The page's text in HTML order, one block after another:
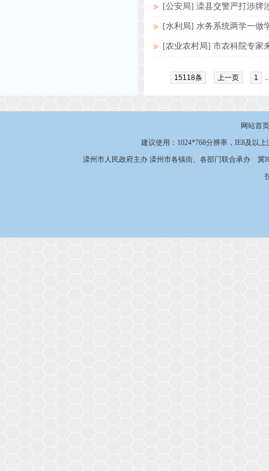
[公安局] 滦县交警严打涉牌
[水利局] 水务系统两学一做
[农业农村局] 市农科院专家
15118条 上一页 1
网站首页
建议使用：1024*768分辨率，IE8及以
滦州市人民政府主办 滦州市各镇街、各部门联合承办 冀